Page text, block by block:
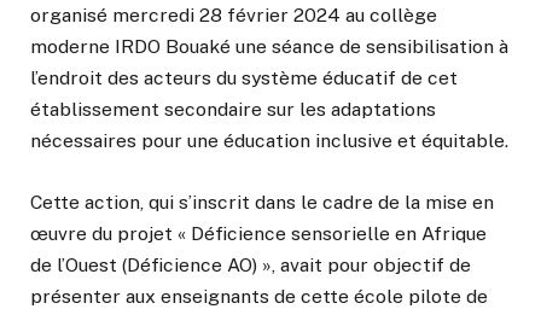
organisé mercredi 28 février 2024 au collège
moderne IRDO Bouaké une séance de sensibilisation à
l’endroit des acteurs du système éducatif de cet
établissement secondaire sur les adaptations
nécessaires pour une éducation inclusive et équitable.
Cette action, qui s’inscrit dans le cadre de la mise en
œuvre du projet « Déficience sensorielle en Afrique
de l’Ouest (Déficience AO) », avait pour objectif de
présenter aux enseignants de cette école pilote de